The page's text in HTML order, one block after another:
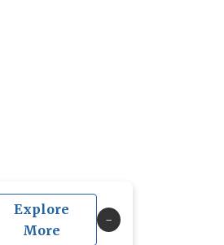
Explore
More